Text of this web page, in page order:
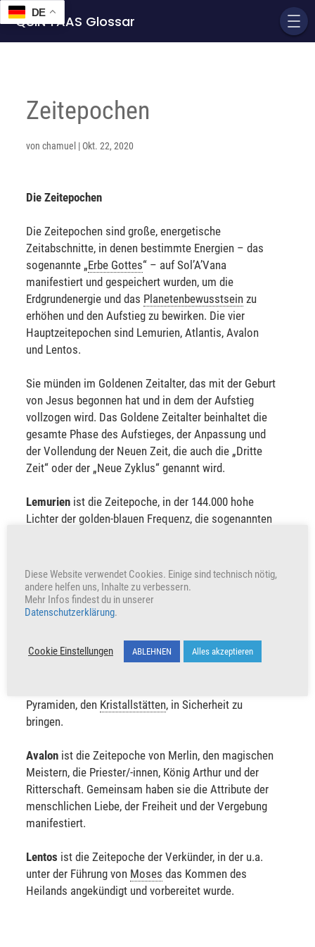
QUIN'TAAS Glossar
Zeitepochen
vonchamuel | Okt. 22, 2020
Die Zeitepochen
Die Zeitepochen sind große, energetische
Zeitabschnitte, in denen bestimmte Energien – das
sogenannte „Erbe Gottes“ – auf Sol’A’Vana
manifestiert und gespeichert wurden, um die
Erdgrundenergie und das Planetenbewusstsein zu
erhöhen und den Aufstieg zu bewirken. Die vier
Hauptzeitepochen sind Lemurien, Atlantis, Avalon
und Lentos.
Sie münden im Goldenen Zeitalter, das mit der Geburt
von Jesus begonnen hat und in dem der Aufstieg
vollzogen wird. Das Goldene Zeitalter beinhaltet die
gesamte Phase des Aufstieges, der Anpassung und
der Vollendung der Neuen Zeit, die auch die „Dritte
Zeit“ oder der „Neue Zyklus“ genannt wird.
Lemurien ist die Zeitepoche, in der 144.000 hohe
Lichter der golden-blauen Frequenz, die sogenannten
Inkarnation ohne Körper, als reines Licht im höchsten
Bewusstsein gewirkt haben, um die Luziferenergie zu
transformieren.
ist die Zeitepoche der lichten Kriegerschaft,
in der die Avatare unter der Führung von Toth und den
Pyramiden, den Kristallstätten, in Sicherheit zu
bringen.
Avalon ist die Zeitepoche von Merlin, den magischen
Meistern, die Priester/-innen, König Arthur und der
Ritterschaft. Gemeinsam haben sie die Attribute der
menschlichen Liebe, der Freiheit und der Vergebung
manifestiert.
Lentos ist die Zeitepoche der Verkünder, in der u.a.
unter der Führung von Moses das Kommen des
Heilands angekündigt und vorbereitet wurde.
Diese Website verwendet Cookies. Einige sind technisch nötig,
andere helfen uns, Inhalte zu verbessern.
Mehr Infos findest du in unserer
Datenschutzerklärung.
Cookie Einstellungen ABLEHNEN Alles akzeptieren
DE